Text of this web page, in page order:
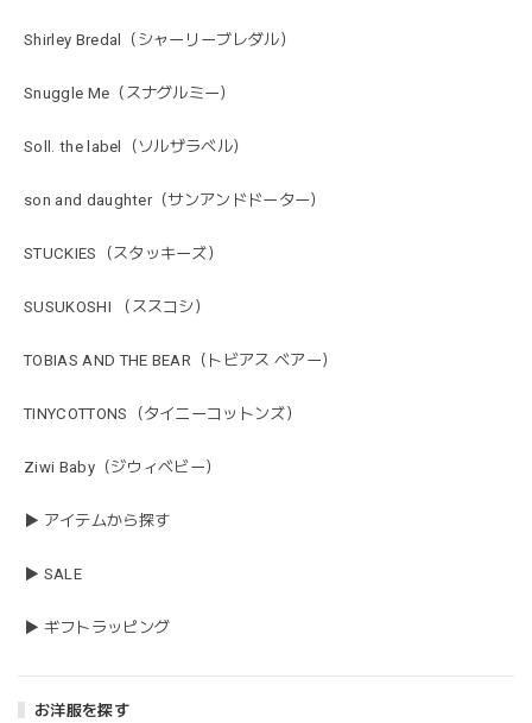
Shirley Bredal（シャーリーブレダル）
Snuggle Me（スナグルミー）
Soll. the label（ソルザラベル）
son and daughter（サンアンドドーター）
STUCKIES（スタッキーズ）
SUSUKOSHI （ススコシ）
TOBIAS AND THE BEAR（トビアス ベアー）
TINYCOTTONS（タイニーコットンズ）
Ziwi Baby（ジウィベビー）
▶ アイテムから探す
▶ SALE
▶ ギフトラッピング
お洋服を探す